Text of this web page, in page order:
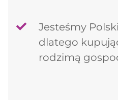
Jesteśmy
dlatego
rodzimą